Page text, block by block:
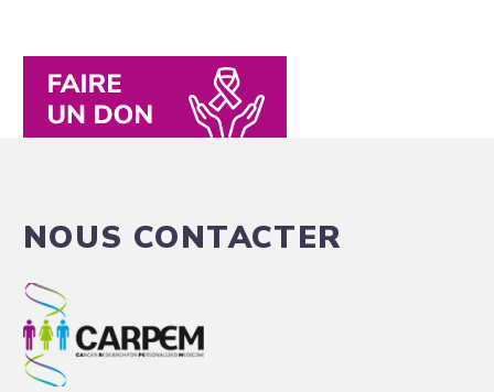
NOUS CONTACTER